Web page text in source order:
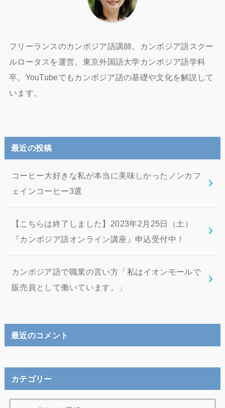
フリーランスのカンボジア語講師。カンボジア語スクー
ルロータスを運営。東京外国語大学カンボジア語学科
卒。YouTubeでもカンボジア語の基礎や文化を解説して
います。
最近の投稿
コーヒー大好きな私が本当に美味しかったノンカフ
ェインコーヒー3選
【こちらは終了しました】2023年2月25日（土）
『カンボジア語オンライン講座』申込受付中！
カンボジア語で職業の言い方「私はイオンモールで
販売員として働いています。」
最近のコメント
カテゴリー